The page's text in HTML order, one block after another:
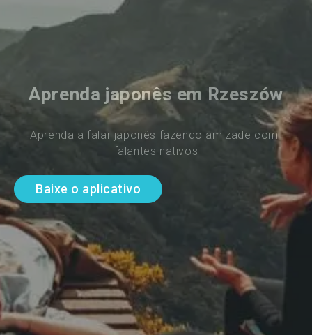
Aprenda japonês em Rzeszów
Aprenda a falar japonês fazendo amizade com
falantes nativos
Baixe o aplicativo